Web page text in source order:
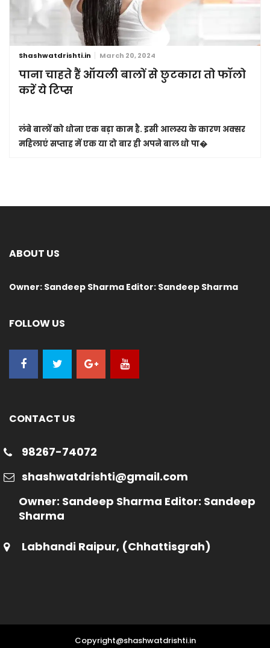
Shashwatdrishti.in March 20, 2024
पाना चाहते हैं ऑयली बालों से छुटकारा तो फॉलो
करें ये टिप्स
लंबे बालों को धोना एक बड़ा काम है. इसी आलस्य के कारण अक्सर
महिलाएं सप्ताह में एक या दो बार ही अपने बाल धो पा�
ABOUT US
Owner: Sandeep Sharma Editor: Sandeep Sharma
FOLLOW US
CONTACT US
98267-74072
shashwatdrishti@gmail.com
Owner: Sandeep Sharma Editor: Sandeep
Sharma
Labhandi Raipur, (Chhattisgrah)
Copyright@shashwatdrishti.in